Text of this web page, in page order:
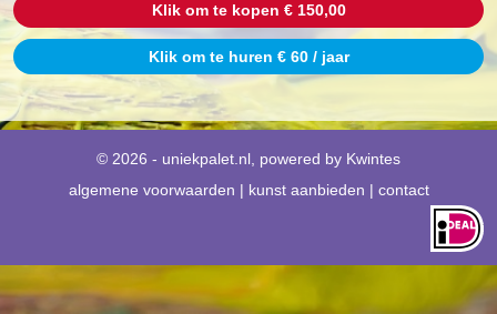
Klik om te kopen € 150,00
Klik om te huren € 60 / jaar
© 2026 - uniekpalet.nl, powered by Kwintes
algemene voorwaarden | kunst aanbieden | contact